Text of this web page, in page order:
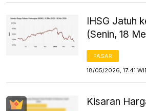
IHSG Jatuh
(Senin, 18
PASAR
18/05/2026, 17:41
Kisaran